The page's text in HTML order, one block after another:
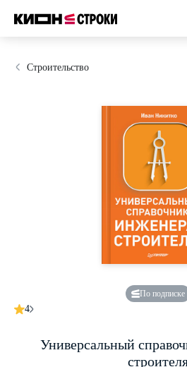
Строительство
По подписке
4
Универсальный